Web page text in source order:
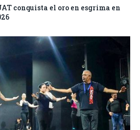
conquista el oro en esgrima en